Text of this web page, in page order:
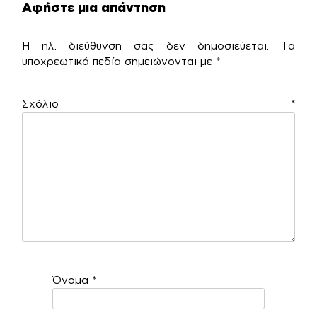
Αφήστε μια απάντηση
Η ηλ. διεύθυνση σας δεν δημοσιεύεται.
Τα
υποχρεωτικά πεδία σημειώνονται με *
Σχόλιο *
Όνομα *